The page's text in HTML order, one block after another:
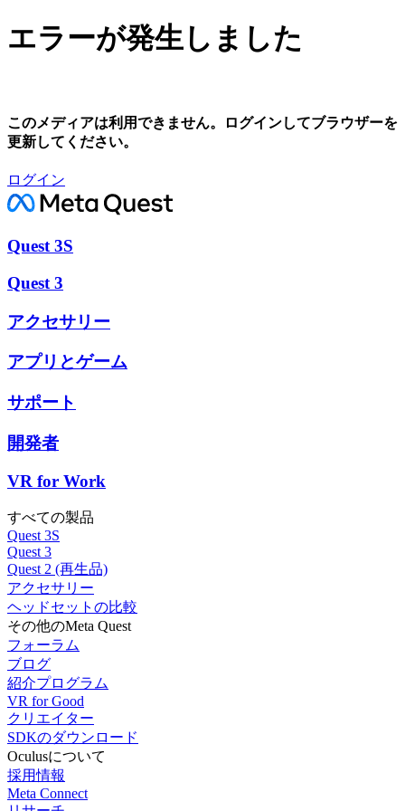
エラーが発生しました
このメディアは利用できません。ログインしてブラウザーを
更新してください。
ログイン
Quest 3S
Quest 3
アクセサリー
アプリとゲーム
サポート
開発者
VR for Work
すべての製品
Quest 3S
Quest 3
Quest 2 (再生品)
アクセサリー
ヘッドセットの比較
その他のMeta Quest
フォーラム
ブログ
紹介プログラム
VR for Good
クリエイター
SDKのダウンロード
Oculusについて
採用情報
Meta Connect